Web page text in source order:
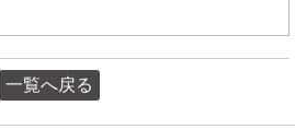
一覧へ戻る